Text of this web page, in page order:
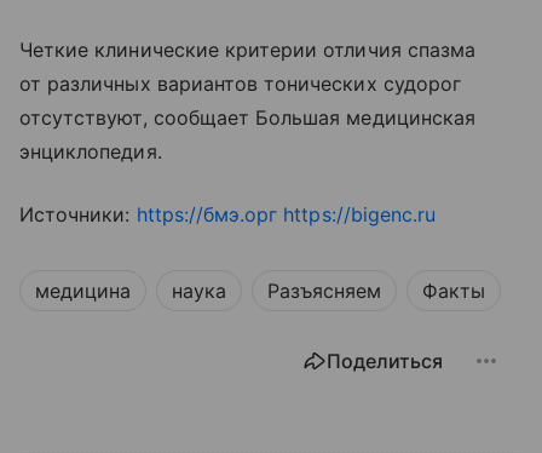
Четкие клинические критерии отличия спазма
от различных вариантов тонических судорог
отсутствуют, сообщает Большая медицинская
энциклопедия.
Источники: https://бмэ.орг https://bigenc.ru
медицина наука Разъясняем Факты
Поделиться